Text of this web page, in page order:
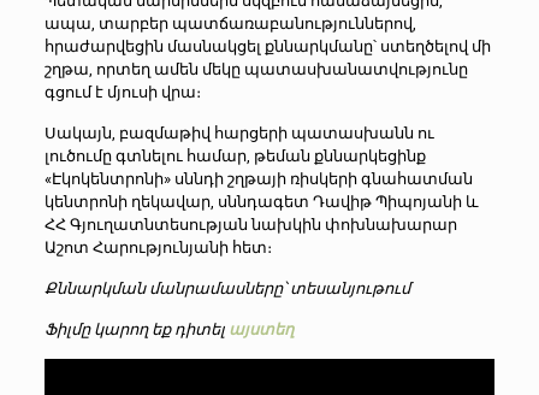
ապա, տարբեր պատճառաբանություններով,
հրաժարվեցին մասնակցել քննարկմանը՝ ստեղծելով մի
շղթա, որտեղ ամեն մեկը պատասխանատվությունը
գցում է մյուսի վրա։
Սակայն, բազմաթիվ հարցերի պատասխանն ու
լուծումը գտնելու համար, թեման քննարկեցինք
«Էկոկենտրոնի» սննդի շղթայի ռիսկերի գնահատման
կենտրոնի ղեկավար, սննդագետ Դավիթ Պիպոյանի և
ՀՀ Գյուղատնտեսության նախկին փոխնախարար
Աշոտ Հարությունյանի հետ։
Քննարկման մանրամասները՝ տեսանյութում
Ֆիլմը կարող եք դիտել այստեղ